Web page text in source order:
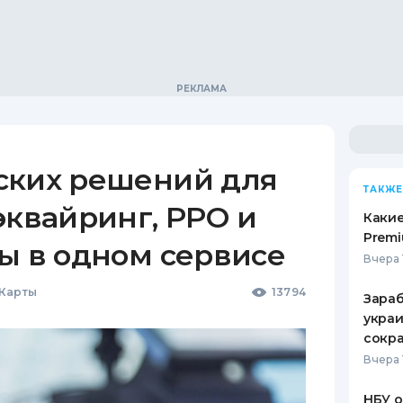
решений для
РРО и
в одном сервисе
13794
Вчера
Вчера
НБУ